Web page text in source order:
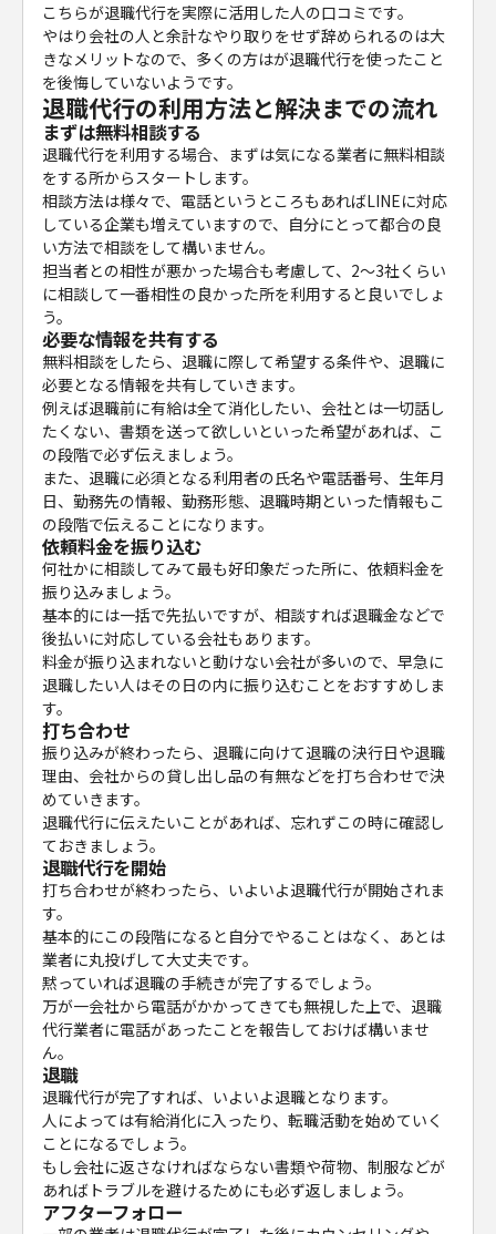
こちらが退職代行を実際に活用した人の口コミです。
やはり会社の人と余計なやり取りをせず辞められるのは大
きなメリットなので、多くの方はが退職代行を使ったこと
を後悔していないようです。
退職代行の利用方法と解決までの流れ
まずは無料相談する
退職代行を利用する場合、まずは気になる業者に無料相談
をする所からスタートします。
相談方法は様々で、電話というところもあればLINEに対応
している企業も増えていますので、自分にとって都合の良
い方法で相談をして構いません。
担当者との相性が悪かった場合も考慮して、2～3社くらい
に相談して一番相性の良かった所を利用すると良いでしょ
う。
必要な情報を共有する
無料相談をしたら、退職に際して希望する条件や、退職に
必要となる情報を共有していきます。
例えば退職前に有給は全て消化したい、会社とは一切話し
たくない、書類を送って欲しいといった希望があれば、こ
の段階で必ず伝えましょう。
また、退職に必須となる利用者の氏名や電話番号、生年月
日、勤務先の情報、勤務形態、退職時期といった情報もこ
の段階で伝えることになります。
依頼料金を振り込む
何社かに相談してみて最も好印象だった所に、依頼料金を
振り込みましょう。
基本的には一括で先払いですが、相談すれば退職金などで
後払いに対応している会社もあります。
料金が振り込まれないと動けない会社が多いので、早急に
退職したい人はその日の内に振り込むことをおすすめしま
す。
打ち合わせ
振り込みが終わったら、退職に向けて退職の決行日や退職
理由、会社からの貸し出し品の有無などを打ち合わせで決
めていきます。
退職代行に伝えたいことがあれば、忘れずこの時に確認し
ておきましょう。
退職代行を開始
打ち合わせが終わったら、いよいよ退職代行が開始されま
す。
基本的にこの段階になると自分でやることはなく、あとは
業者に丸投げして大丈夫です。
黙っていれば退職の手続きが完了するでしょう。
万が一会社から電話がかかってきても無視した上で、退職
代行業者に電話があったことを報告しておけば構いませ
ん。
退職
退職代行が完了すれば、いよいよ退職となります。
人によっては有給消化に入ったり、転職活動を始めていく
ことになるでしょう。
もし会社に返さなければならない書類や荷物、制服などが
あればトラブルを避けるためにも必ず返しましょう。
アフターフォロー